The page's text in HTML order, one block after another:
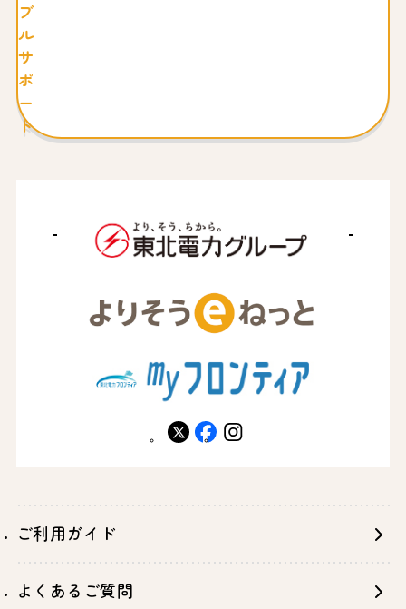
ブ
ル
サ
ポ
ー
ト
X facebookinstagram
ご利用ガイド
よくあるご質問